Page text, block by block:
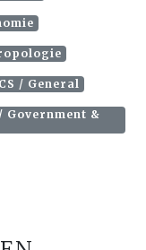
/ General
/ Government &